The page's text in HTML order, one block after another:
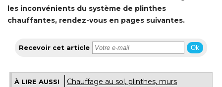
les inconvénients du système de plinthes
chauffantes, rendez-vous en pages suivantes.
Recevoir cet article Ok
À LIRE AUSSI
Chauffage au sol, plinthes, murs